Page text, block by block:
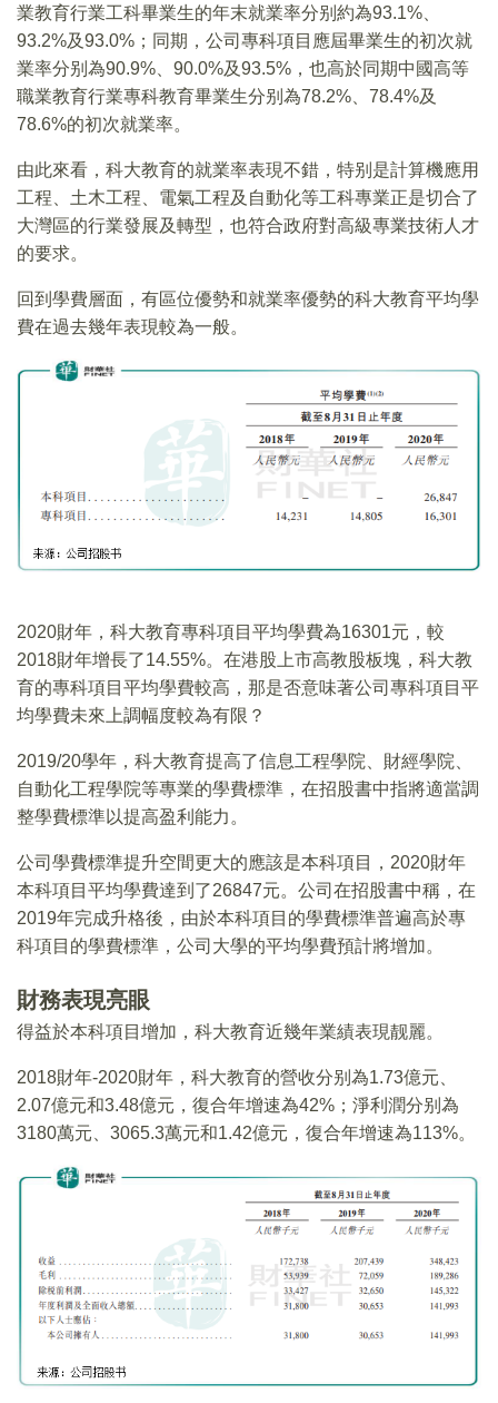
業教育行業工科畢業生的年末就業率分别約為93.1%、
93.2%及93.0%；同期，公司專科項目應屆畢業生的初次就
業率分别為90.9%、90.0%及93.5%，也高於同期中國高等
職業教育行業專科教育畢業生分别為78.2%、78.4%及
78.6%的初次就業率。
由此來看，科大教育的就業率表現不錯，特别是計算機應用
工程、土木工程、電氣工程及自動化等工科專業正是切合了
大灣區的行業發展及轉型，也符合政府對高級專業技術人才
的要求。
回到學費層面，有區位優勢和就業率優勢的科大教育平均學
費在過去幾年表現較為一般。
2020財年，科大教育專科項目平均學費為16301元，較
2018財年增長了14.55%。在港股上市高教股板塊，科大教
育的專科項目平均學費較高，那是否意味著公司專科項目平
均學費未來上調幅度較為有限？
2019/20學年，科大教育提高了信息工程學院、財經學院、
自動化工程學院等專業的學費標準，在招股書中指將適當調
整學費標準以提高盈利能力。
公司學費標準提升空間更大的應該是本科項目，2020財年
本科項目平均學費達到了26847元。公司在招股書中稱，在
2019年完成升格後，由於本科項目的學費標準普遍高於專
科項目的學費標準，公司大學的平均學費預計將增加。
財務表現亮眼
得益於本科項目增加，科大教育近幾年業績表現靓麗。
2018財年-2020財年，科大教育的營收分别為1.73億元、
2.07億元和3.48億元，復合年增速為42%；淨利潤分别為
3180萬元、3065.3萬元和1.42億元，復合年增速為113%。